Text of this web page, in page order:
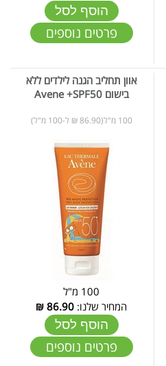
הוסף לסל
פרטים נוספים
אוון תחליב הגנה לילדים ללא
בישום Avene +SPF50
100 מ"ל(86.90 ₪ ל-100 מ"ל)
100 מ"ל
המחיר שלנו: 86.90
₪
הוסף לסל
פרטים נוספים